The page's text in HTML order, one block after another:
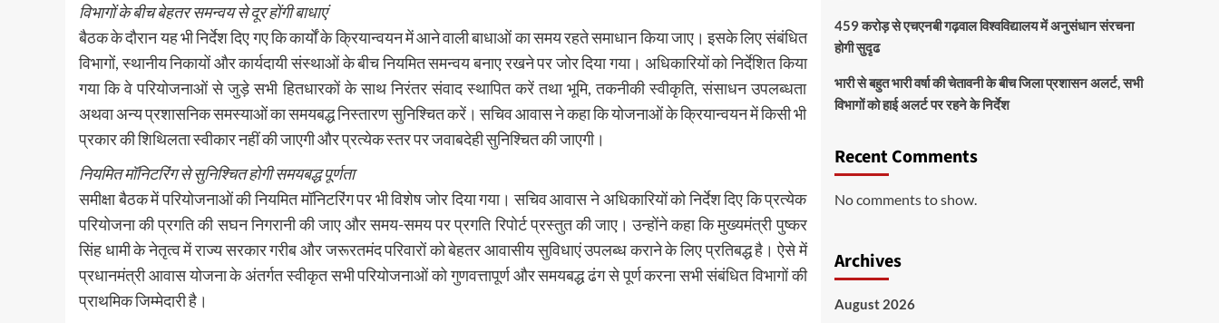
विभागों के बीच बेहतर समन्वय से दूर होंगी बाधाएं
बैठक के दौरान यह भी निर्देश दिए गए कि कार्यों के क्रियान्वयन में आने वाली बाधाओं का समय रहते समाधान किया जाए। इसके लिए संबंधित
विभागों, स्थानीय निकायों और कार्यदायी संस्थाओं के बीच नियमित समन्वय बनाए रखने पर जोर दिया गया। अधिकारियों को निर्देशित किया
गया कि वे परियोजनाओं से जुड़े सभी हितधारकों के साथ निरंतर संवाद स्थापित करें तथा भूमि, तकनीकी स्वीकृति, संसाधन उपलब्धता
अथवा अन्य प्रशासनिक समस्याओं का समयबद्ध निस्तारण सुनिश्चित करें। सचिव आवास ने कहा कि योजनाओं के क्रियान्वयन में किसी भी
प्रकार की शिथिलता स्वीकार नहीं की जाएगी और प्रत्येक स्तर पर जवाबदेही सुनिश्चित की जाएगी।
नियमित मॉनिटरिंग से सुनिश्चित होगी समयबद्ध पूर्णता
समीक्षा बैठक में परियोजनाओं की नियमित मॉनिटरिंग पर भी विशेष जोर दिया गया। सचिव आवास ने अधिकारियों को निर्देश दिए कि प्रत्येक
परियोजना की प्रगति की सघन निगरानी की जाए और समय-समय पर प्रगति रिपोर्ट प्रस्तुत की जाए। उन्होंने कहा कि मुख्यमंत्री पुष्कर
सिंह धामी के नेतृत्व में राज्य सरकार गरीब और जरूरतमंद परिवारों को बेहतर आवासीय सुविधाएं उपलब्ध कराने के लिए प्रतिबद्ध है। ऐसे में
प्रधानमंत्री आवास योजना के अंतर्गत स्वीकृत सभी परियोजनाओं को गुणवत्तापूर्ण और समयबद्ध ढंग से पूर्ण करना सभी संबंधित विभागों की
प्राथमिक जिम्मेदारी है।
459 करोड़ से एचएनबी गढ़वाल विश्वविद्यालय में अनुसंधान संरचना
होगी सुदृढ
भारी से बहुत भारी वर्षा की चेतावनी के बीच जिला प्रशासन अलर्ट, सभी
विभागों को हाई अलर्ट पर रहने के निर्देश
Recent Comments
No comments to show.
Archives
August 2026